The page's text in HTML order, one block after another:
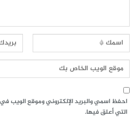
احفظ اسمي والبريد الإلكتروني وموقع الويب
التي أعلق فيها.